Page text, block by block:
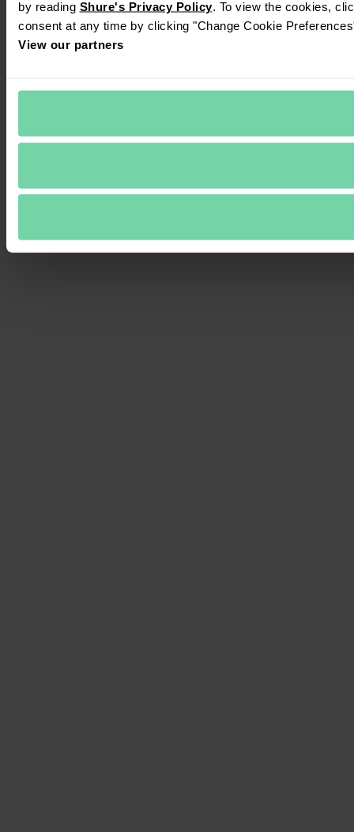
by reading Shure's Privacy Policy. To view the cookies,
consent at any time by clicking "Change Cookie
View our partners